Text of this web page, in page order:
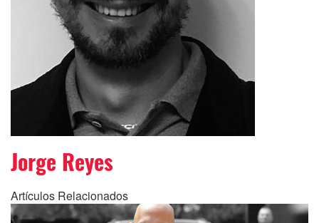
Jorge Reyes
Artículos Relacionados